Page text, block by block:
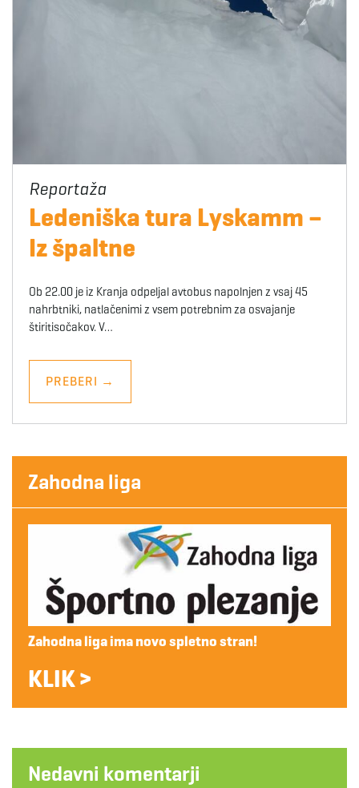
Ledeniška tura Lyskamm –
Iz špaltne
Ob 22.00 je iz Kranja odpeljal avtobus napolnjen z vsaj 45
nahrbtniki, natlačenimi z vsem potrebnim za osvajanje
štiritisočakov. V…
PREBERI →
Zahodna liga
Zahodna liga ima novo spletno stran!
KLIK >
Nedavni komentarji